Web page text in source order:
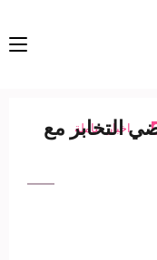
اخبار شاملة
التخابر مع